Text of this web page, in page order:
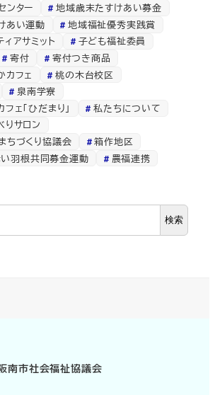
ンター
地域歳末たすけあい募金
あい運動
地域福祉優秀実践賞
アサミット
子ども福祉委員
寄付
寄付つき商品
カフェ
桃の木台校区
泉南学寮
ェ「ひだまり」
私たちについて
りサロン
ちづくり協議会
箱作地区
羽根共同募金運動 農福連携
検索
市社会福祉協議会